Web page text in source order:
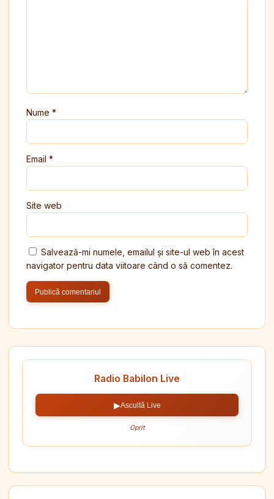
Nume *
Email *
Site web
Salvează-mi numele, emailul și site-ul web în acest
navigator pentru data viitoare când o să comentez.
Radio Babilon Live
▶Ascultă Live
Oprit